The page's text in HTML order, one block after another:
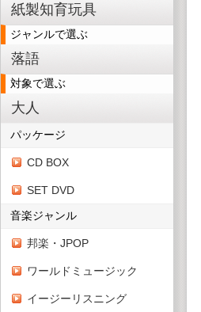
紙製知育玩具
ジャンルで選ぶ
落語
対象で選ぶ
大人
パッケージ
CD BOX
SET DVD
音楽ジャンル
邦楽・JPOP
ワールドミュージック
イージーリスニング